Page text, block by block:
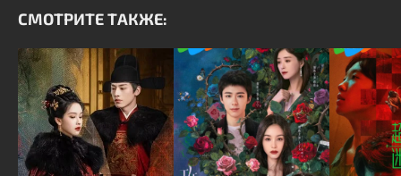
СМОТРИТЕ ТАКЖЕ: